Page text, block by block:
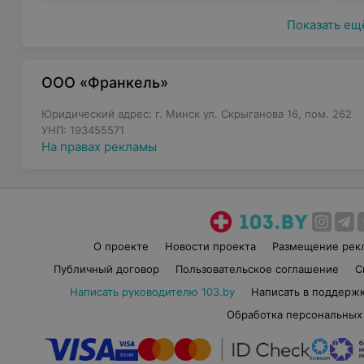
Процедура перманентного макияжа проводится в
Консультация
Обсуждение с мастером желаемого результата,
Перед началом процедуры кожу очищают и
наноситься обезболивающий крем
Нанесение пигмента
создавая нужный результат. Продолжительность
Завершение процедуры
Показать
ООО «Франкель»
Юридический адрес: г. Минск ул. Скрыганова 16, пом. 262
УНП: 193455571
На правах рекламы
О проекте Новости проекта Размещение
Публичный договор
Пользовательское соглашение
Написать руководителю 103.by
Написать в
Обработка